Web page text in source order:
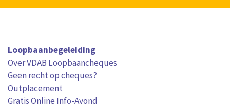
Loopbaanbegeleiding
Over VDAB Loopbaancheques
Geen recht op cheques?
Outplacement
Gratis Online Info-Avond